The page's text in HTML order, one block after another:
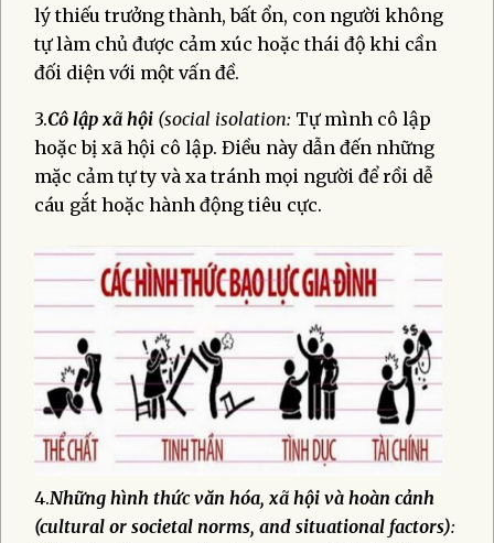
lý thiếu trưởng thành, bất ổn, con người không
tự làm chủ được cảm xúc hoặc thái độ khi cần
đối diện với một vấn đề.
3.Cô lập xã hội (social isolation: Tự mình cô lập
hoặc bị xã hội cô lập. Điều này dẫn đến những
mặc cảm tự ty và xa tránh mọi người để rồi dễ
cáu gắt hoặc hành động tiêu cực.
4.Những hình thức văn hóa, xã hội và hoàn cảnh
(cultural or societal norms, and situational factors):